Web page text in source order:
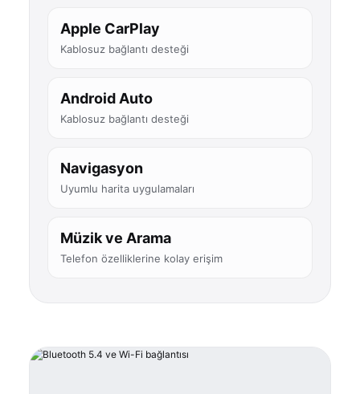
Apple CarPlay
Kablosuz bağlantı desteği
Android Auto
Kablosuz bağlantı desteği
Navigasyon
Uyumlu harita uygulamaları
Müzik ve Arama
Telefon özelliklerine kolay erişim